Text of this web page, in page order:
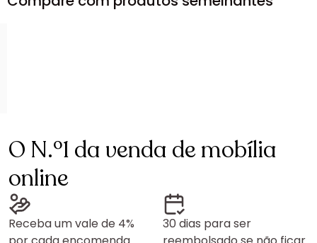
O N.º1 da venda de mobília
online
Receba um vale de 4%
30 dias para ser